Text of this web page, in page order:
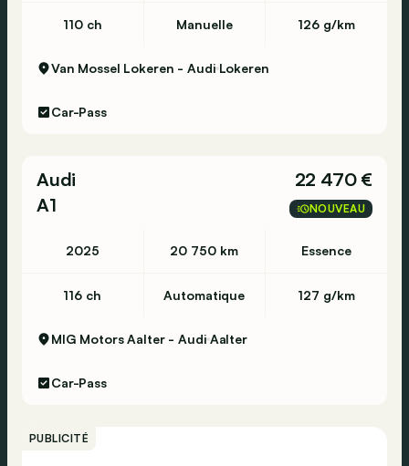
110 ch Manuelle 126 g/km
Van Mossel Lokeren - Audi Lokeren
Car-Pass
Audi
A1
22 470 €
NOUVEAU
2025 20 750 km Essence
116 ch Automatique 127 g/km
MIG Motors Aalter - Audi Aalter
Car-Pass
PUBLICITÉ